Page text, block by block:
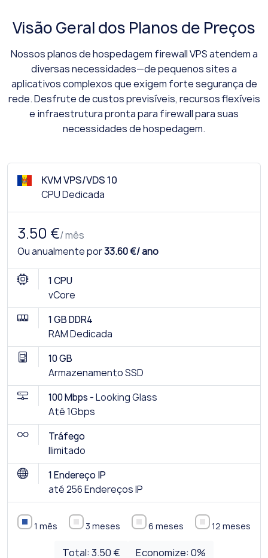
Visão Geral dos Planos de Preços
Nossos planos de hospedagem firewall VPS atendem a
diversas necessidades—de pequenos sites a
aplicativos complexos que exigem forte segurança de
rede. Desfrute de custos previsíveis, recursos flexíveis
e infraestrutura pronta para firewall para suas
necessidades de hospedagem.
KVM VPS/VDS 10
CPU Dedicada
3.50 €/ mês
Ou anualmente por33.60 €/ ano
1 CPU
vCore
1 GB DDR4
RAM Dedicada
10 GB
Armazenamento SSD
100 Mbps -Looking Glass
Até 1Gbps
Tráfego
Ilimitado
1 Endereço IP
até 256 Endereços IP
1 mês 3 meses 6 meses 12 meses
Total:3.50 € Economize: 0%